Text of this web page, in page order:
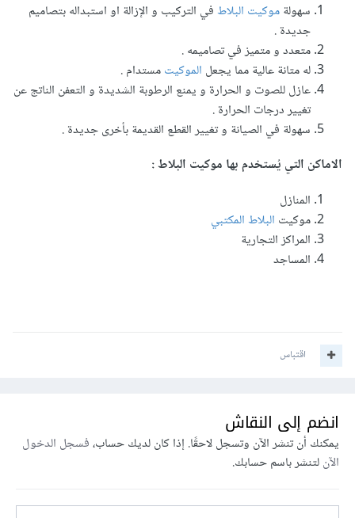
سهولةموكيت البلاطفي التركيب و الإزالة او استبداله بتصاميم
جديدة .
متعدد و متميز في تصاميمه .
له متانة عالية مما يجعل الموكيتمستدام .
عازل للصوت و الحرارة و يمنع الرطوبة الشديدة و التعفن الناتج عن
تغيير درجات الحرارة .
سهولة في الصيانة و تغيير القطع القديمة بأخرى جديدة .
الاماكن التي يُستخدم بها موكيت البلاط
المنازل
موكيتالبلاط المكتبي
المراكز التجارية
المساجد
اقتباس
انضم إلى النقاش
يمكنك أن تنشر الآن وتسجل لاحقًا. إذا كان لديك حساب،فسجل الدخول
الآنلتنشر باسم حسابك.